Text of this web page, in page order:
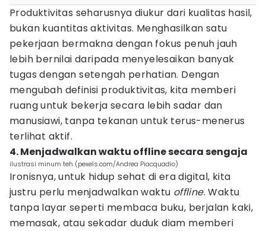
Produktivitas seharusnya diukur dari kualitas hasil,
bukan kuantitas aktivitas. Menghasilkan satu
pekerjaan bermakna dengan fokus penuh jauh
lebih bernilai daripada menyelesaikan banyak
tugas dengan setengah perhatian. Dengan
mengubah definisi produktivitas, kita memberi
ruang untuk bekerja secara lebih sadar dan
manusiawi, tanpa tekanan untuk terus-menerus
terlihat aktif.
4. Menjadwalkan waktu offline secara sengaja
ilustrasi minum teh (pexels.com/Andrea Piacquadio)
Ironisnya, untuk hidup sehat di era digital, kita
justru perlu menjadwalkan waktu offline. Waktu
tanpa layar seperti membaca buku, berjalan kaki,
memasak, atau sekadar duduk diam memberi